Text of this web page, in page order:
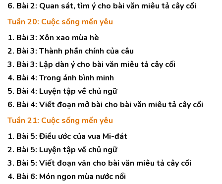
6. Bài 2: Quan sát, tìm ý cho bài văn miêu tả cây cối
Tuần 20: Cuộc sống mến yêu
1. Bài 3: Xôn xao mùa hè
2. Bài 3: Thành phần chính của câu
3. Bài 3: Lập dàn ý cho bài văn miêu tả cây cối
4. Bài 4: Trong ánh bình minh
5. Bài 4: Luyện tập về chủ ngữ
6. Bài 4: Viết đoạn mở bài cho bài văn miêu tả cây cối
Tuần 21: Cuộc sống mến yêu
1. Bài 5: Điều ước của vua Mi-đát
2. Bài 5: Luyện tập về chủ ngữ
3. Bài 5: Viết đoạn văn cho bài văn miêu tả cây cối
4. Bài 6: Món ngon mùa nước nổi